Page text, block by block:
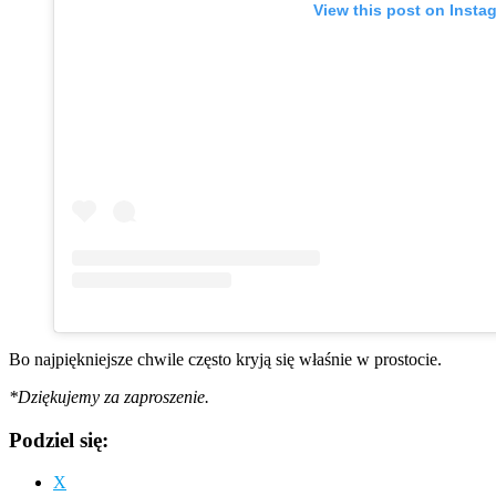
View this post on
Bo najpiękniejsze chwile często kryją się właśnie w prostocie.
*Dziękujemy za zaproszenie.
Podziel się:
X